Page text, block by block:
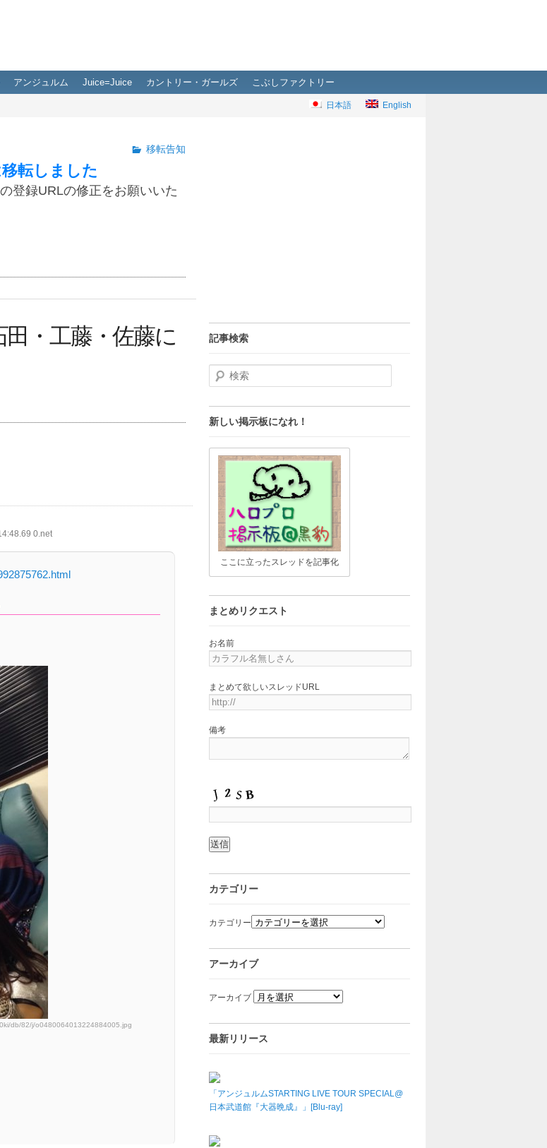
アンジュルム Juice=Juice カントリー・ガールズ こぶしファクトリー
日本語 English
移転告知
転しました
登録URLの修正をお願いいた
・工藤・佐藤に
0.net
db/82/j/o0480064013224884005.jpg
記事検索
検索
新しい掲示板になれ！
ここに立ったスレッドを記事化
まとめリクエスト
お名前
まとめて欲しいスレッドURL
備考
カテゴリー
カテゴリー
アーカイブ
アーカイブ
最新リリース
「アンジュルムSTARTING LIVE TOUR SPECIAL@
日本武道館『大器晩成』」[Blu-ray]